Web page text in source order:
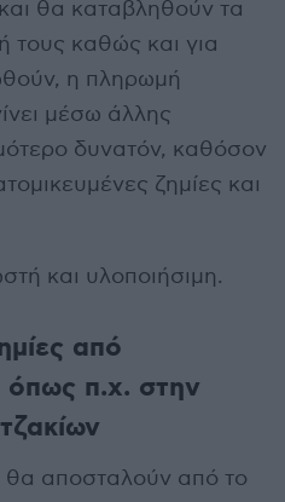
θα καταβληθούν τα
τους καθώς και για
η πληρωμή
μέσω άλλης
δυνατόν, καθόσον
ζημίες και
και υλοποιήσιμη.
από
όπως π.χ. στην
αποσταλούν από το